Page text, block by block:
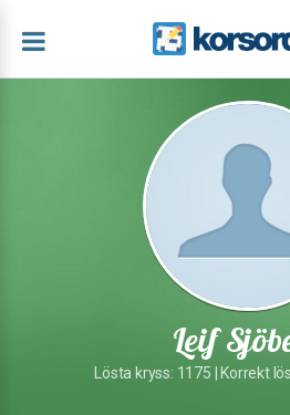
Leif
Lösta kryss: 1175 | Korrekt